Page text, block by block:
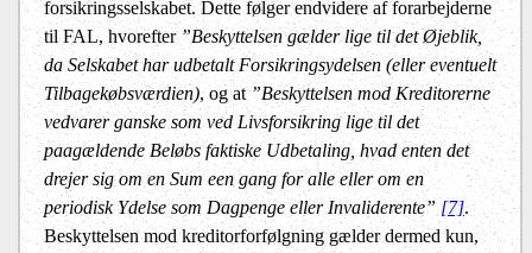
forsikringsselskabet. Dette følger endvidere af forarbejderne
til FAL, hvorefter”Beskyttelsen gælder lige til det Øjeblik,
da Selskabet har udbetalt Forsikringsydelsen (eller eventuelt
Tilbagekøbsværdien), og at ”Beskyttelsen mod Kreditorerne
vedvarer ganske som ved Livsforsikring lige til det
paagældende Beløbs faktiske Udbetaling, hvad enten det
drejer sig om en Sum een gang for alle eller om en
periodisk Ydelse som Dagpenge eller Invaliderente” [7].
Beskyttelsen mod kreditorforfølgning gælder dermed kun,